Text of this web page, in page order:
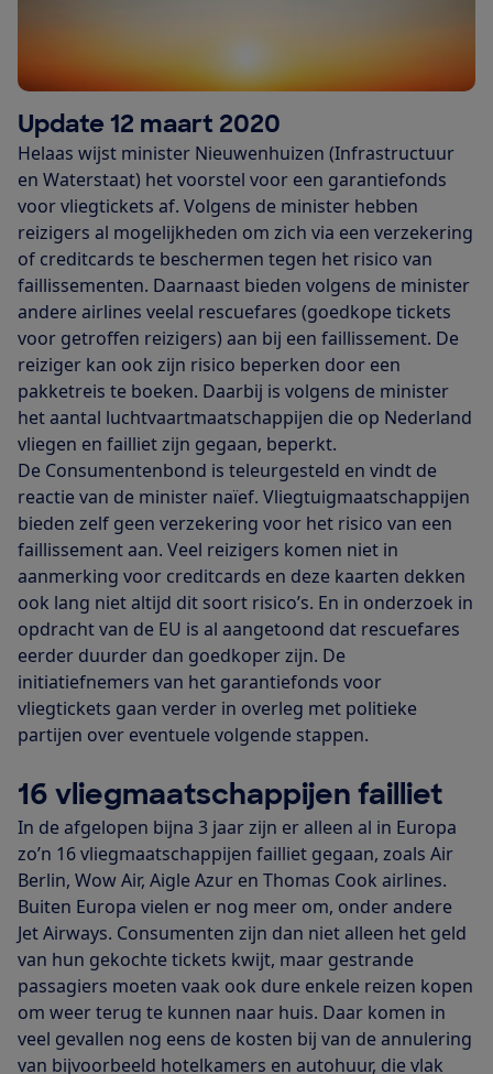
Update 12 maart 2020
Helaas wijst minister Nieuwenhuizen (Infrastructuur
en Waterstaat) het voorstel voor een garantiefonds
voor vliegtickets af. Volgens de minister hebben
reizigers al mogelijkheden om zich via een verzekering
of creditcards te beschermen tegen het risico van
faillissementen. Daarnaast bieden volgens de minister
andere airlines veelal rescuefares (goedkope tickets
voor getroffen reizigers) aan bij een faillissement. De
reiziger kan ook zijn risico beperken door een
pakketreis te boeken. Daarbij is volgens de minister
het aantal luchtvaartmaatschappijen die op Nederland
vliegen en failliet zijn gegaan, beperkt.
De Consumentenbond is teleurgesteld en vindt de
reactie van de minister naïef. Vliegtuigmaatschappijen
bieden zelf geen verzekering voor het risico van een
faillissement aan. Veel reizigers komen niet in
aanmerking voor creditcards en deze kaarten dekken
ook lang niet altijd dit soort risico’s. En in onderzoek in
opdracht van de EU is al aangetoond dat rescuefares
eerder duurder dan goedkoper zijn. De
initiatiefnemers van het garantiefonds voor
vliegtickets gaan verder in overleg met politieke
partijen over eventuele volgende stappen.
16 vliegmaatschappijen failliet
In de afgelopen bijna 3 jaar zijn er alleen al in Europa
zo’n 16 vliegmaatschappijen failliet gegaan, zoals Air
Berlin, Wow Air, Aigle Azur en Thomas Cook airlines.
Buiten Europa vielen er nog meer om, onder andere
Jet Airways. Consumenten zijn dan niet alleen het geld
van hun gekochte tickets kwijt, maar gestrande
passagiers moeten vaak ook dure enkele reizen kopen
om weer terug te kunnen naar huis. Daar komen in
veel gevallen nog eens de kosten bij van de annulering
van bijvoorbeeld hotelkamers en autohuur, die vlak